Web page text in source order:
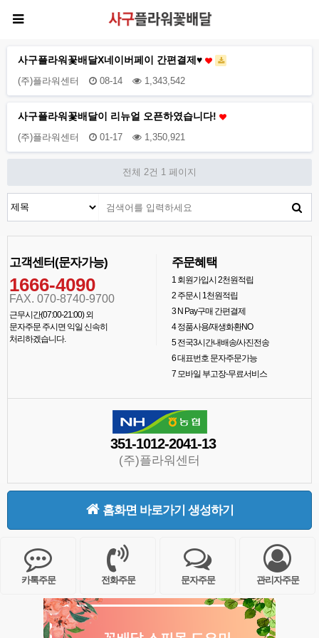
사구플라워꽃배달X네이버페이 간편결제♥
(주)플라워센터 08-14 1,343,542
사구플라워꽃배달이 리뉴얼 오픈하였습니다!
(주)플라워센터 01-17 1,350,921
전체 2건 1 페이지
고객센터(문자가능)
1666-4090
FAX. 070-8740-9700
근무시간(07:00-21:00) 외
문자주문 주시면 익일 신속히
처리하겠습니다.
주문혜택
1회원가입시 2천원적립
2주문시 1천원적립
3N Pay구매 간편결제
4정품사용/재생화환NO
5전국3시간내배송/사진전송
6대표번호 문자주문가능
7모바일 부고장-무료서비스
351-1012-2041-13
(주)플라워센터
홈화면 바로가기 생성하기
카톡주문 전화주문 문자주문 관리자주문